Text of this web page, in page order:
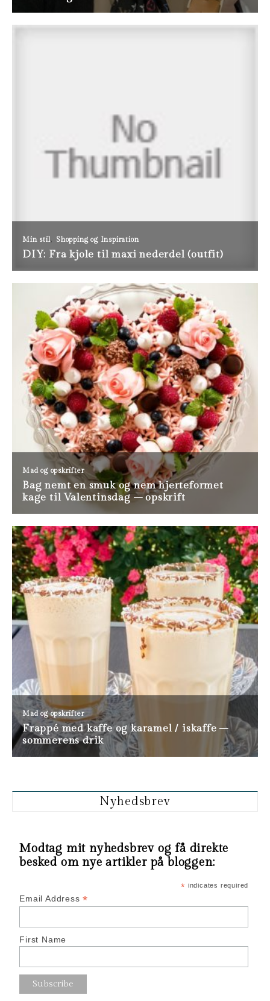
Nyhedsbrev
Modtag mit nyhedsbrev og få direkte
besked om nye artikler på bloggen:
* indicates required
Email Address*
First Name